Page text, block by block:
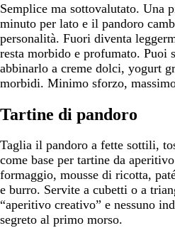
Semplice ma sottovalutato. Una
minuto per lato e il pandoro
personalità. Fuori diventa
resta morbido e profumato. Puoi
abbinarlo a creme dolci, yogurt
morbidi. Minimo sforzo,
Tartine di pandoro
Taglia il pandoro a fette sottili,
come base per tartine da
formaggio, mousse di ricotta,
e burro. Servite a cubetti o a
“aperitivo creativo” e nessuno
segreto al primo morso.